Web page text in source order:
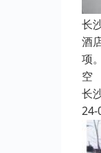
长
酒
项
空
长
24-